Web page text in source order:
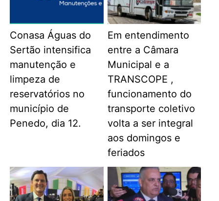
Conasa Águas do
Sertão intensifica
manutenção e
limpeza de
reservatórios no
município de
Penedo, dia 12.
Em entendimento
entre a Câmara
Municipal e a
TRANSCOPE ,
funcionamento do
transporte coletivo
volta a ser integral
aos domingos e
feriados